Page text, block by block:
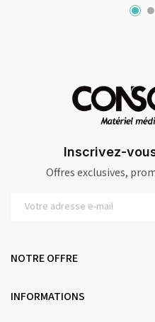
Inscrivez-
Offres exclusives,
NOTRE OFFRE
INFORMATIONS